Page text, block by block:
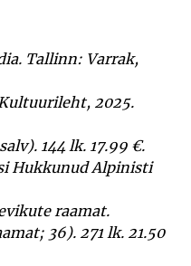
Tallinn: Varrak,
2025.
144 lk. 17.99 €.
Hukkunud Alpinisti
raamat.
36). 271 lk. 21.50